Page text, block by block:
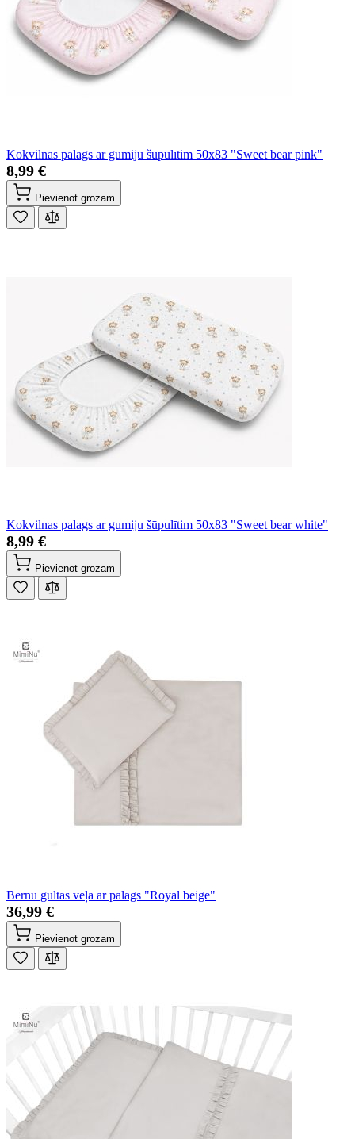
Kokvilnas palags ar gumiju šūpulītim 50x83 "Sweet bear pink"
8,99 €
Pievienot grozam
Kokvilnas palags ar gumiju šūpulītim 50x83 "Sweet bear white"
8,99 €
Pievienot grozam
Bērnu gultas veļa ar palags "Royal beige"
36,99 €
Pievienot grozam